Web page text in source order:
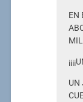
EN
UN